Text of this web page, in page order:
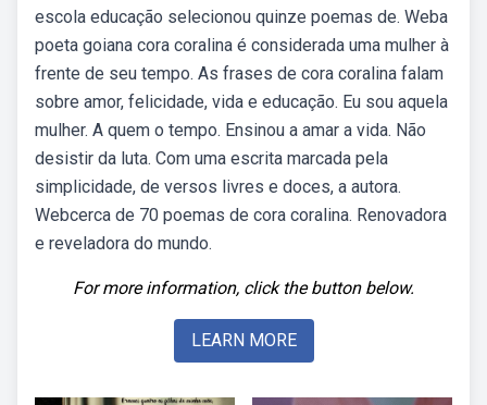
escola educação selecionou quinze poemas de. Weba
poeta goiana cora coralina é considerada uma mulher à
frente de seu tempo. As frases de cora coralina falam
sobre amor, felicidade, vida e educação. Eu sou aquela
mulher. A quem o tempo. Ensinou a amar a vida. Não
desistir da luta. Com uma escrita marcada pela
simplicidade, de versos livres e doces, a autora.
Webcerca de 70 poemas de cora coralina. Renovadora
e reveladora do mundo.
For more information, click the button below.
LEARN MORE